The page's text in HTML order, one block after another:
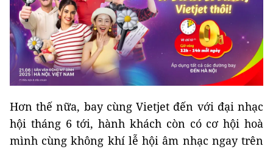
Hơn thế nữa, bay cùng Vietjet đến với đại nhạc
hội tháng 6 tới, hành khách còn có cơ hội hoà
mình cùng không khí lễ hội âm nhạc ngay trên